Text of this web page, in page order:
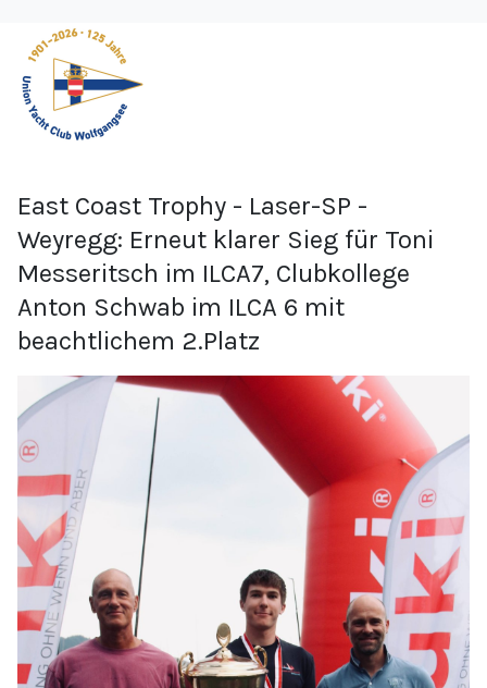
East Coast Trophy - Laser-SP -
Weyregg: Erneut klarer Sieg für Toni
Messeritsch im ILCA7, Clubkollege
Anton Schwab im ILCA 6 mit
beachtlichem 2.Platz